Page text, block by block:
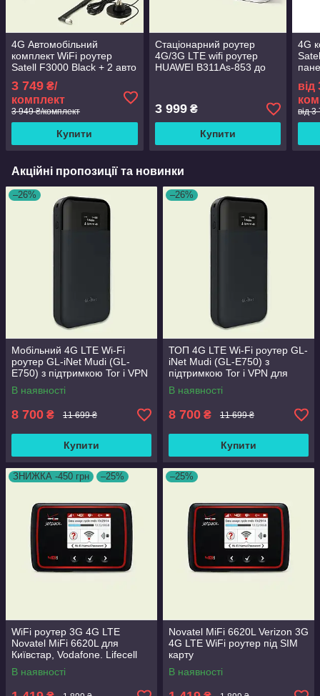
4G Автомобільний
комплект WiFi роутер
Satell F3000 Black + 2 авто
антени по 10 Дб
3 749 ₴/
комплект
3 949 ₴/комплект
Купити
Стаціонарний роутер
4G/3G LTE wifi роутер
HUAWEI B311As-853 до
3 999₴
Купити
4G
від
від
Акційні пропозиції та новинки
–26%
Мобільний 4G LTE Wi-Fi
роутер GL-iNet Mudi (GL-
E750) з підтримкою Tor і VPN
для мобільного інтернету
В наявності
8 700 ₴ 11 699 ₴
Купити
–26%
ТОП 4G LTE Wi-Fi роутер GL-
iNet Mudi (GL-E750) з
підтримкою Tor і VPN для
мобільного інтернету
В наявності
8 700 ₴ 11 699 ₴
Купити
ЗНИЖКА -450 грн –25%
WiFi роутер 3G 4G LTE
Novatel MiFi 6620L для
Київстар, Vodafone. Lifecell
В наявності
–25%
Novatel MiFi 6620L Verizon 3G
4G LTE WiFi роутер під SIM
карту
В наявності